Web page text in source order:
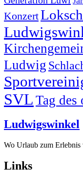
Konzert
Ludwig
SVL Tag des
Ludwigswinkel
Wo Urlaub zum Erlebnis
Links